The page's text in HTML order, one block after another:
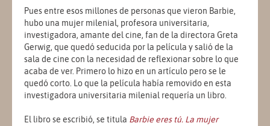
Pues entre esos millones de personas que vieron Barbie,
hubo una mujer milenial, profesora universitaria,
investigadora, amante del cine, fan de la directora Greta
Gerwig, que quedó seducida por la película y salió de la
sala de cine con la necesidad de reflexionar sobre lo que
acaba de ver. Primero lo hizo en un artículo pero se le
quedó corto. Lo que la película había removido en esta
investigadora universitaria milenial requería un libro.
El libro se escribió, se titula Barbie eres tú. La mujer